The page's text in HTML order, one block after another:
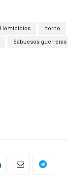
Homicidios horno
Sabuesos guerreras